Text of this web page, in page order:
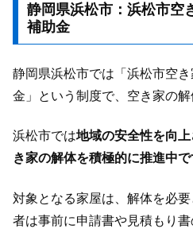
静岡県浜松市：浜松市空
補助金
静岡県浜松市では「浜松市空
金」という制度で、空き家の解
浜松市では地域の安全性を向
き家の解体を積極的に推進中で
対象となる家屋は、解体を必
者は事前に申請書や見積もり書